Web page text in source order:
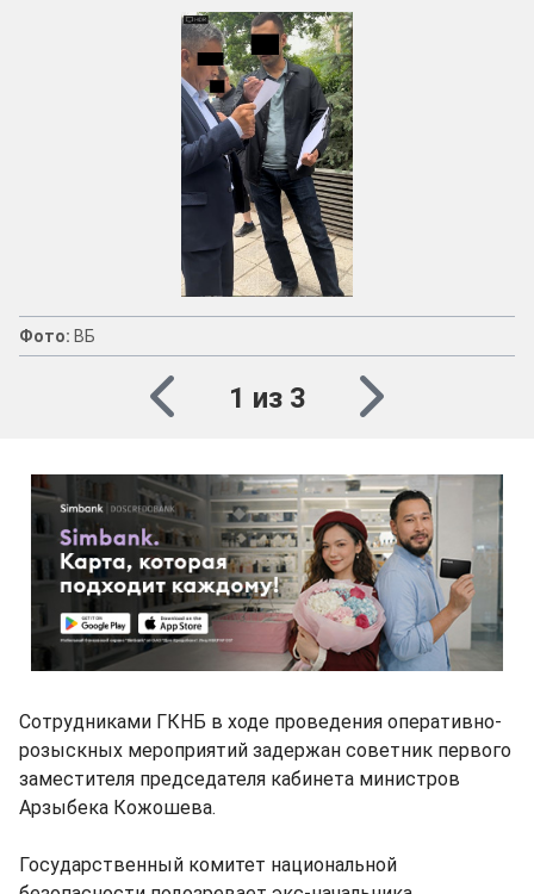
Фото: ВБ
1 из 3
Сотрудниками ГКНБ в ходе проведения оперативно-
розыскных мероприятий задержан советник первого
заместителя председателя кабинета министров
Арзыбека Кожошева.
Государственный комитет национальной